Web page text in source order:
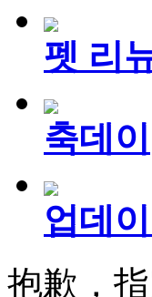
펫 리
축데이
업데
抱歉，